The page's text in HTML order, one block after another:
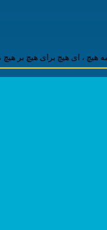
‌ای هیچ برای هیچ بر هیچ